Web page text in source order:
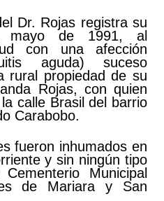
Dr. Rojas registra su
de 1991, al
con una afección
aguda) suceso
rural propiedad de su
Rojas, con quien
calle Brasil del barrio
Carabobo.
fueron inhumados en
y sin ningún tipo
Municipal
de Mariara y San